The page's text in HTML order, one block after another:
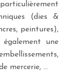
(dies &
peintures),
une
mercerie, …